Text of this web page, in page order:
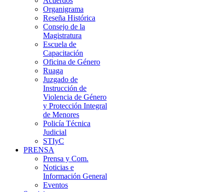
Organigrama
Reseña Histórica
Consejo de la
Magistratura
Escuela de
Capacitación
Oficina de Género
Ruaga
Juzgado de
Instrucción de
Violencia de Género
y Protección Integral
de Menores
Policía Técnica
Judicial
STIyC
PRENSA
Prensa y Com.
Noticias e
Información General
Eventos